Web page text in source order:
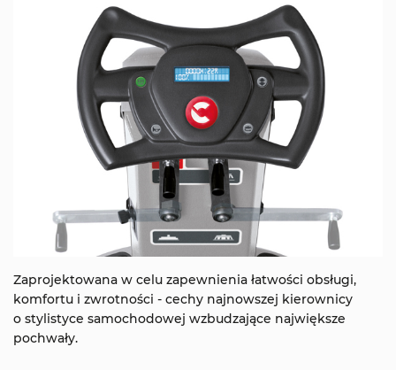
Zaprojektowana w celu zapewnienia łatwości obsługi,
komfortu i zwrotności - cechy najnowszej kierownicy
o stylistyce samochodowej wzbudzające największe
pochwały.